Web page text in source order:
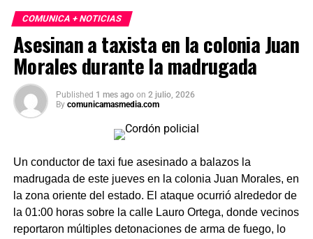
Forense realizó el levantamiento del cuerpo e inició la
carpeta de investigación correspondiente para esclarecer
este homicidio.
COMUNICA + NOTICIAS
Asesinan a taxista en la colonia Juan
Morales durante la madrugada
Published 1 mes ago on 2 julio, 2026
By comunicamasmedia.com
Un conductor de taxi fue asesinado a balazos la
madrugada de este jueves en la colonia Juan Morales, en
la zona oriente del estado. El ataque ocurrió alrededor de
la 01:00 horas sobre la calle Lauro Ortega, donde vecinos
reportaron múltiples detonaciones de arma de fuego, lo